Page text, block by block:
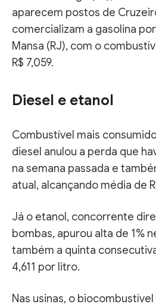
aparecem postos de
comercializam a gasolina por
Mansa (RJ), com o
R$ 7,059.
Diesel e etanol
Combustível mais
diesel anulou a perda que
na semana passada e
atual, alcançando média de
Já o etanol, concorrente
bombas, apurou alta de 1%
também a quinta
4,611 por litro.
Nas usinas, o